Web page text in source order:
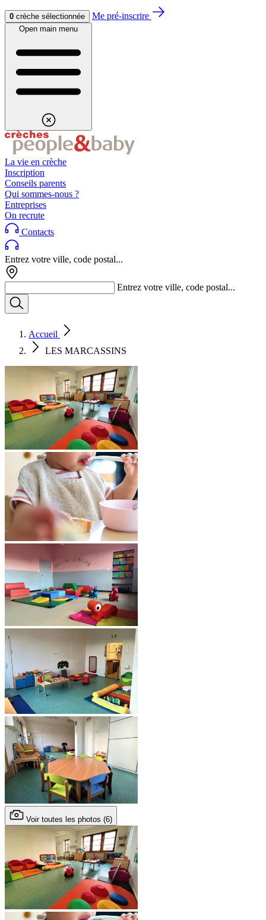
Aller au contenuAller au footer
0 crèche sélectionnée Me pré-inscrire
Open main menu
La vie en crèche
Inscription
Conseils parents
Qui sommes-nous ?
Entreprises
On recrute
Contacts
Entrez votre ville, code postal...
Entrez votre ville, code postal...
Accueil
LES MARCASSINS
Voir toutes les photos (6)